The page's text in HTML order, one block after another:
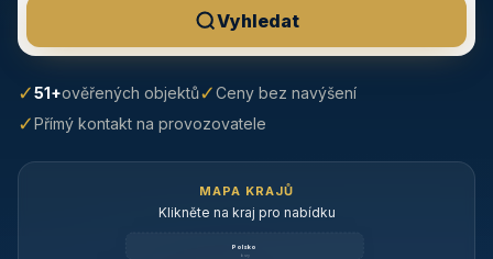
Vyhledat
✓51+ověřených objektů✓Ceny bez navýšení
✓Přímý kontakt na provozovatele
MAPA KRAJŮ
Klikněte na kraj pro nabídku
Polsko
brzy